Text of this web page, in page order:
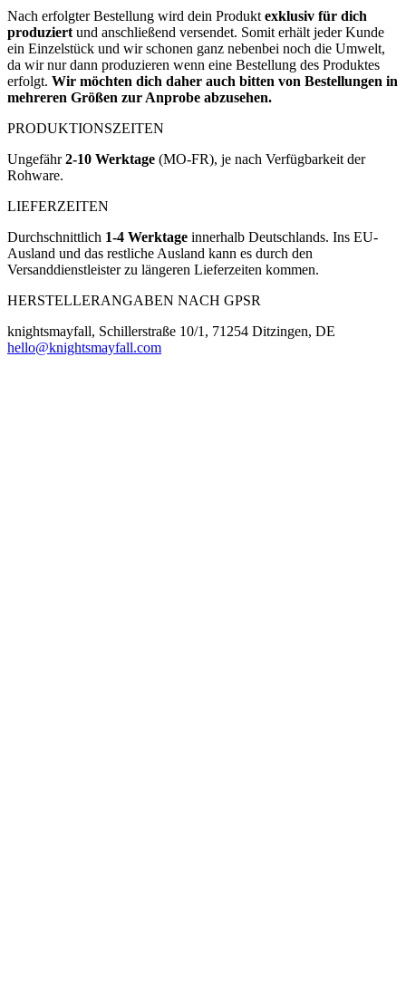
Nach erfolgter Bestellung wird dein Produkt exklusiv für dich
produziert und anschließend versendet. Somit erhält jeder Kunde
ein Einzelstück und wir schonen ganz nebenbei noch die Umwelt,
da wir nur dann produzieren wenn eine Bestellung des Produktes
erfolgt. Wir möchten dich daher auch bitten von Bestellungen in
mehreren Größen zur Anprobe abzusehen.
PRODUKTIONSZEITEN
Ungefähr2-10 Werktage (MO-FR), je nach Verfügbarkeit der
Rohware.
LIEFERZEITEN
Durchschnittlich 1-4 Werktage innerhalb Deutschlands. Ins EU-
Ausland und das restliche Ausland kann es durch den
Versanddienstleister zu längeren Lieferzeiten kommen.
HERSTELLERANGABEN NACH GPSR
knightsmayfall, Schillerstraße 10/1, 71254 Ditzingen, DE
hello@knightsmayfall.com